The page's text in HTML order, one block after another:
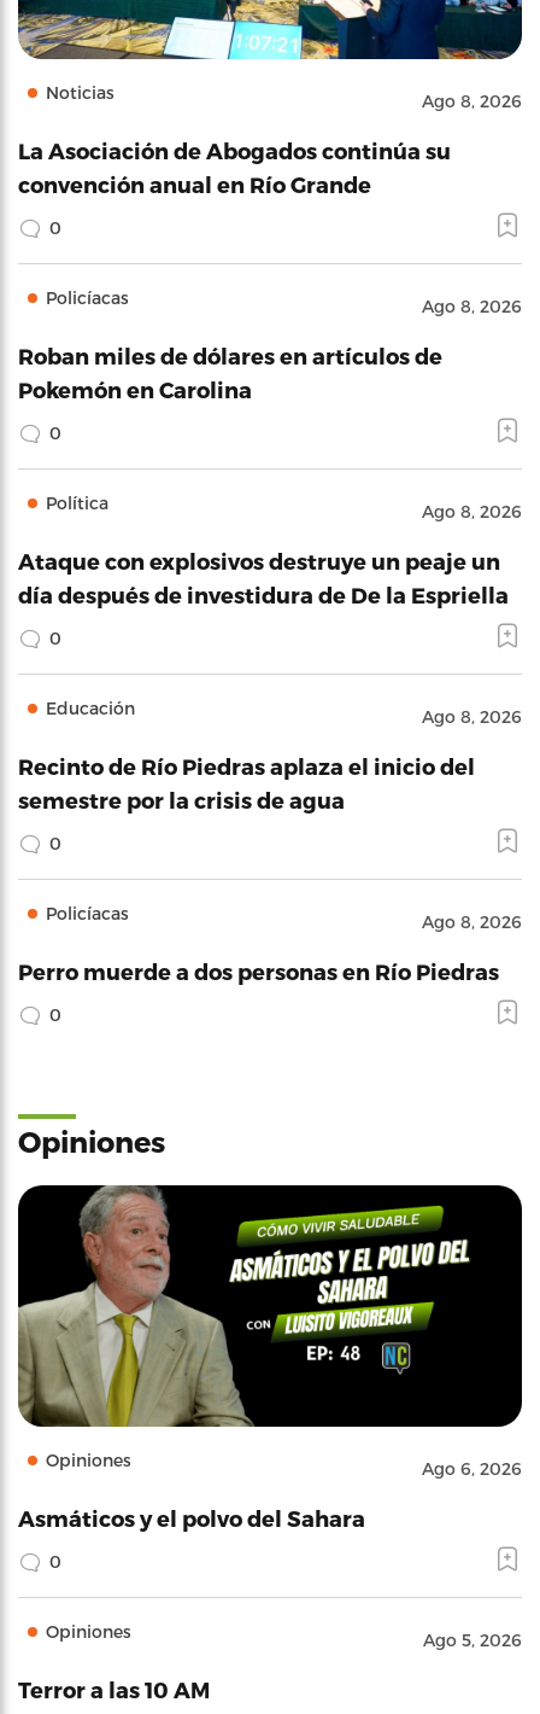
Noticias Ago 8, 2026
La Asociación de Abogados continúa su
convención anual en Río Grande
0
Policíacas Ago 8, 2026
Roban miles de dólares en artículos de
Pokemón en Carolina
0
Política Ago 8, 2026
Ataque con explosivos destruye un peaje un
día después de investidura de De la Espriella
0
Educación Ago 8, 2026
Recinto de Río Piedras aplaza el inicio del
semestre por la crisis de agua
0
Policíacas Ago 8, 2026
Perro muerde a dos personas en Río Piedras
0
Opiniones
Opiniones Ago 6, 2026
Asmáticos y el polvo del Sahara
0
Opiniones Ago 5, 2026
Terror a las 10 AM